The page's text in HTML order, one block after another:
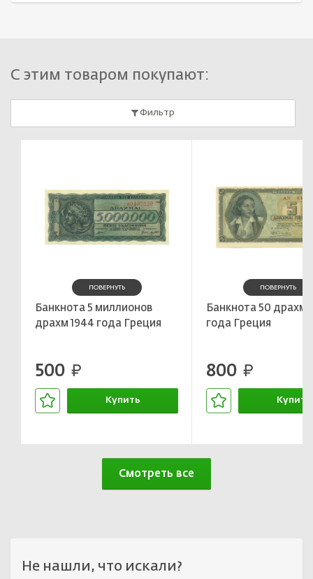
С этим товаром покупают:
Фильтр
ПОВЕРНУТЬ
Банкнота 5 миллионов
драхм 1944 года Греция
500 руб.
Купить
ПОВЕРНУТЬ
Банкнота 50 драхм
года Греция
800 руб.
Купить
Смотреть все
Не нашли, что искали?